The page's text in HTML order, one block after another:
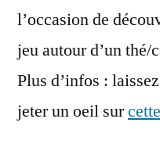
l’occasion de
jeu autour d’un thé/
Plus d’infos :
jeter un oeil sur